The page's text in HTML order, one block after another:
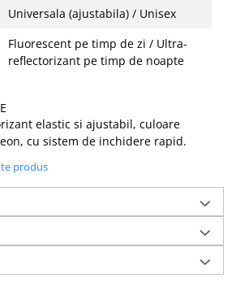
Universala (ajustabila) / Unisex
Fluorescent pe timp de zi / Ultra-
reflectorizant pe timp de noapte
elastic si ajustabil, culoare
cu sistem de inchidere rapid.
produs